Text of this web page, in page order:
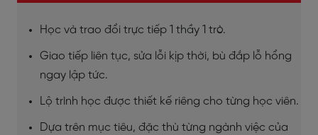
Học và trao đổi trực tiếp 1 thầy 1 trò.
Giao tiếp liên tục, sửa lỗi kịp thời, bù đắp lỗ hổng
ngay lập tức.
Lộ trình học được thiết kế riêng cho từng học viên.
Dựa trên mục tiêu, đặc thù từng ngành việc của